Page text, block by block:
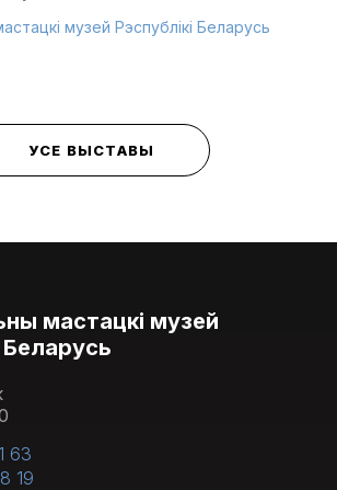
музей Рэспублікі Беларусь
УСЕ ВЫСТАВЫ
мастацкі музей
Беларусь
63
19